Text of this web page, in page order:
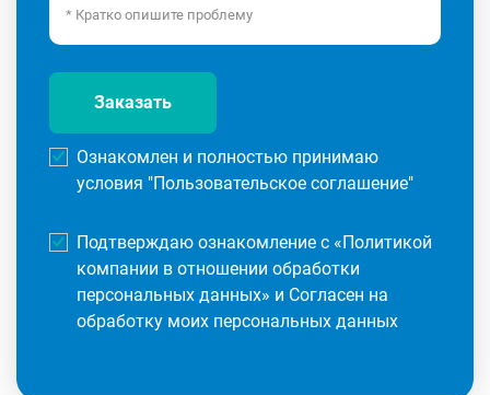
Заказать
Ознакомлен и полностью принимаю
условия "Пользовательское соглашение"
Подтверждаю ознакомление с «Политикой
компании в отношении обработки
персональных данных» и Согласен на
обработку моих персональных данных